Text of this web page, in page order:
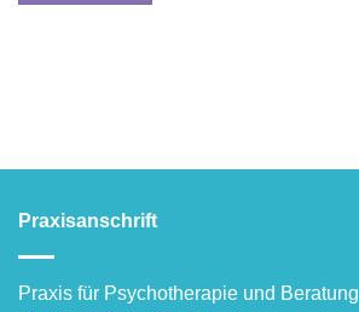
Praxisanschrift
Praxis für Psychotherapie und Beratung